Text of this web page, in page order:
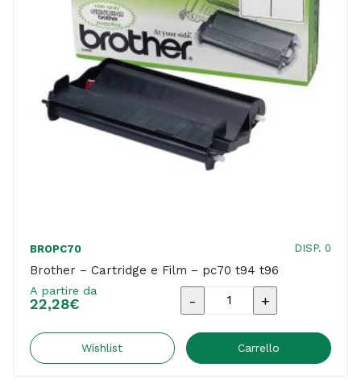
BROPC70 DISP. 0
Brother – Cartridge e Film – pc70 t94 t96
A partire da
22,28€
Brother
Cartridge
Wishlist Carrello